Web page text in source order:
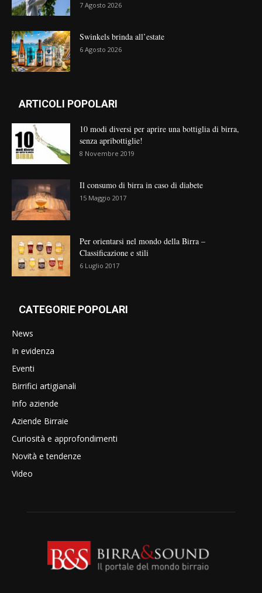
7 Agosto 2026
Swinkels brinda all’estate
6 Agosto 2026
ARTICOLI POPOLARI
10 modi diversi per aprire una bottiglia di birra,
senza apribottiglie!
8 Novembre 2019
Il consumo di birra in caso di diabete
15 Maggio 2017
Per orientarsi nel mondo della Birra –
Classificazione e stili
6 Luglio 2017
CATEGORIE POPOLARI
News
In evidenza
Eventi
Birrifici artigianali
Info aziende
Aziende Birraie
Curiosità e approfondimenti
Novità e tendenze
Video